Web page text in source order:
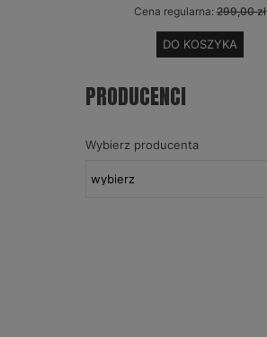
Cena regularna:299,00 zł
DO KOSZYKA
PRODUCENCI
Wybierz producenta